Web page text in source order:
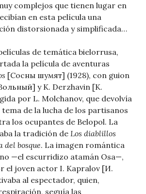
complejos que tienen lugar en
en esta película una
distorsionada y simplificada…
de temática bielorrusa,
la película de aventuras
[Сосны шумят] (1928), con guion
y K. Derzhavin [К.
por L. Molchanov, que devolvía
de la lucha de los partisanos
los ocupantes de Belopol. La
la tradición de Los diablillos
del bosque. La imagen romántica
—el escurridizo atamán Osa—,
el joven actor I. Kapralov [И.
al espectador, quien,
seguía las